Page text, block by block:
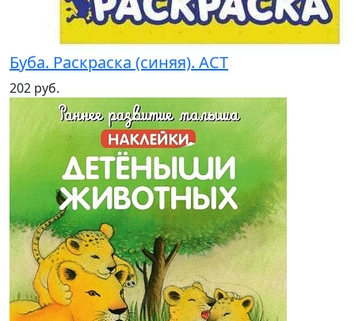
Буба. Раскраска (синяя). АСТ
202 руб.